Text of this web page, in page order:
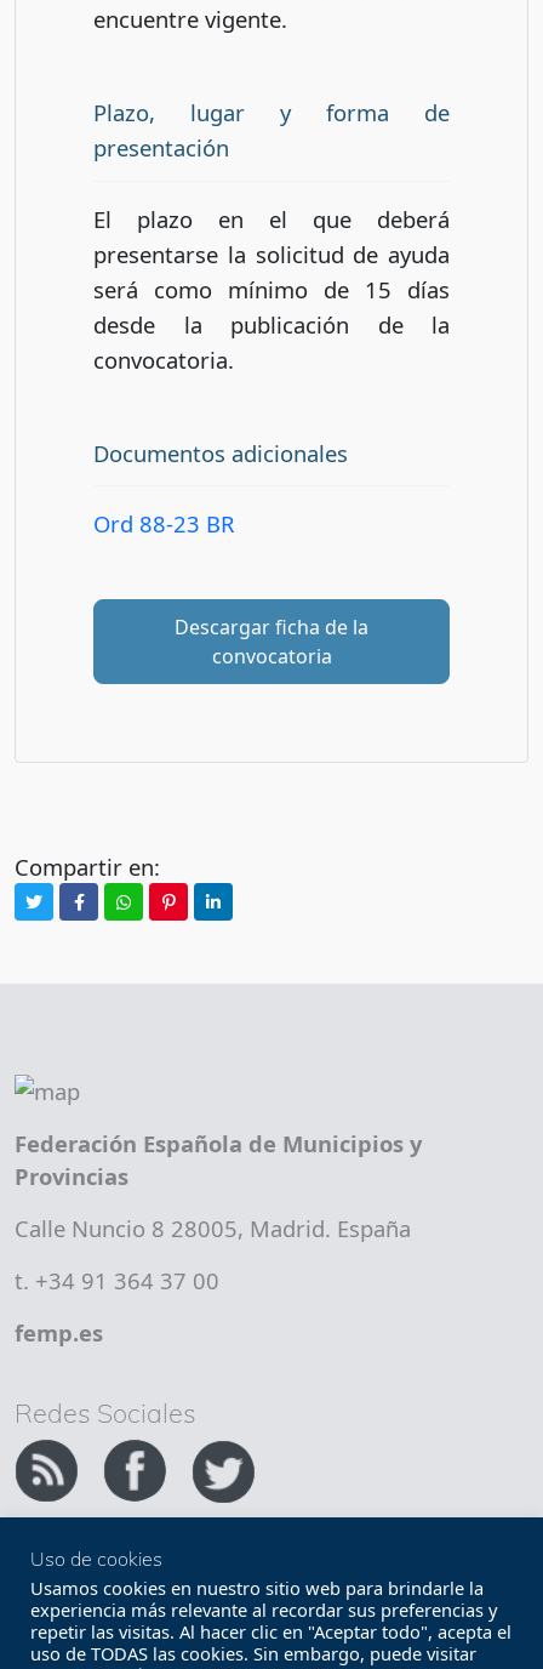
encuentre vigente.
Plazo, lugar y forma de
presentación
El plazo en el que deberá
presentarse la solicitud de ayuda
será como mínimo de 15 días
desde la publicación de la
convocatoria.
Documentos adicionales
Ord 88-23 BR
Descargar ficha de la
convocatoria
Compartir en:
Federación Española de Municipios y
Provincias
Calle Nuncio 8 28005, Madrid. España
t. +34 91 364 37 00
femp.es
Redes Sociales
Copyright FEMP
Accesibilidad
Términos legales
Política de privacidad
Uso de cookies
Usamos cookies en nuestro sitio web para brindarle la
experiencia más relevante al recordar sus preferencias y
repetir las visitas. Al hacer clic en "Aceptar todo", acepta el
uso de TODAS las cookies. Sin embargo, puede visitar